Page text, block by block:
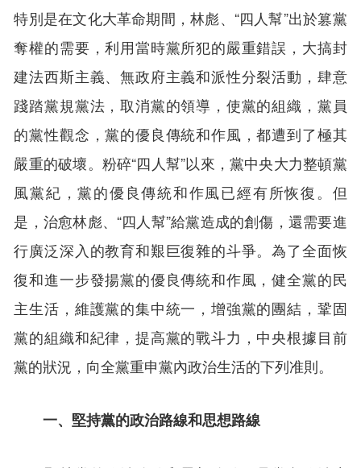
特別是在文化大革命期間，林彪、“四人幫”出於篡黨
奪權的需要，利用當時黨所犯的嚴重錯誤，大搞封
建法西斯主義、無政府主義和派性分裂活動，肆意
踐踏黨規黨法，取消黨的領導，使黨的組織，黨員
的黨性觀念，黨的優良傳統和作風，都遭到了極其
嚴重的破壞。粉碎“四人幫”以來，黨中央大力整頓黨
風黨紀，黨的優良傳統和作風已經有所恢復。但
是，治愈林彪、“四人幫”給黨造成的創傷，還需要進
行廣泛深入的教育和艱巨復雜的斗爭。為了全面恢
復和進一步發揚黨的優良傳統和作風，健全黨的民
主生活，維護黨的集中統一，增強黨的團結，鞏固
黨的組織和紀律，提高黨的戰斗力，中央根據目前
黨的狀況，向全黨重申黨內政治生活的下列准則。
一、堅持黨的政治路線和思想路線